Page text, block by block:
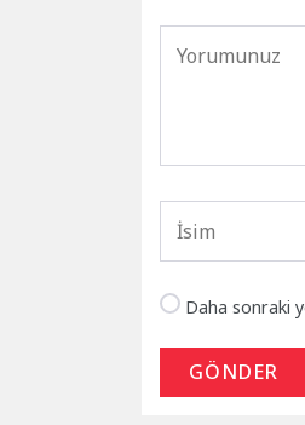
Daha sonraki
GÖNDER